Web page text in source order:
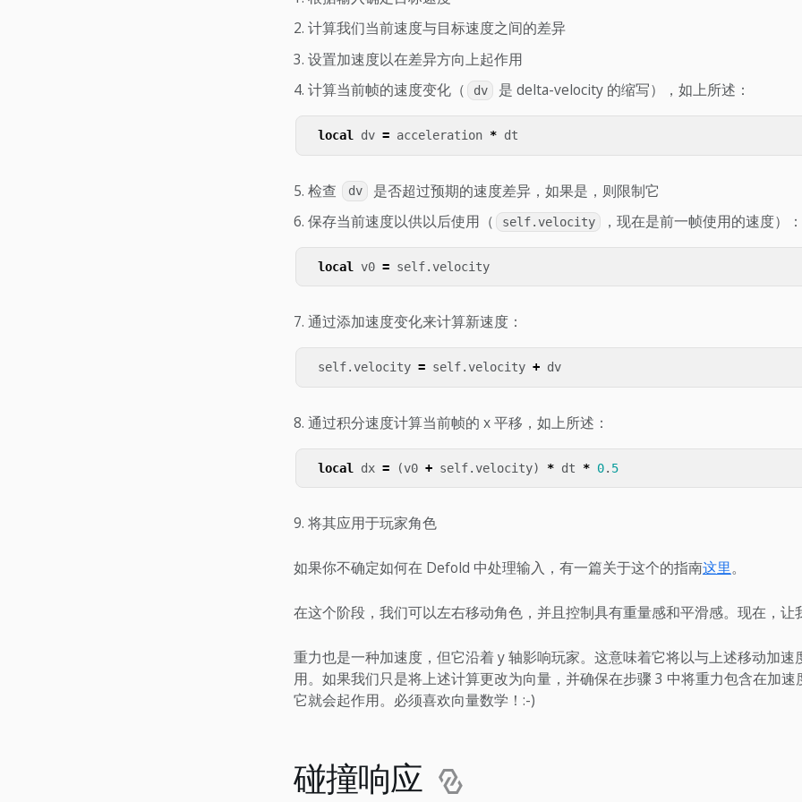
计算我们当前速度与目标速度之间的差异
设置加速度以在差异方向上起作用
计算当前帧的速度变化（
dv 是 delta-velocity 的缩写），如上所述：
local dv = acceleration * dt
检查 dv
是否超过预期的速度差异，如果是，则限制它
保存当前速度以供以后使用（
self.velocity ，现在是前一帧使用的速度）
local v0 = self.velocity
通过添加速度变化来计算新速度：
self.velocity = self.velocity + dv
通过积分速度计算当前帧的 x 平移，如上所述：
local dx = (v0 + self.velocity) * dt * 0. 5
将其应用于玩家角色
如果你不确定如何在 Defold 中处理输入，有一篇关于这个的指南这里。
在这个阶段，我们可以左右移动角色，并且控制具有重量感和平滑感。现在，让
重力也是一种加速度，但它沿着 y 轴影响玩家。这意味着它将以与上述移动加速
用。如果我们只是将上述计算更改为向量，并确保在步骤 3 中将重力包含在加速
它就会起作用。必须喜欢向量数学！:-)
碰撞响应